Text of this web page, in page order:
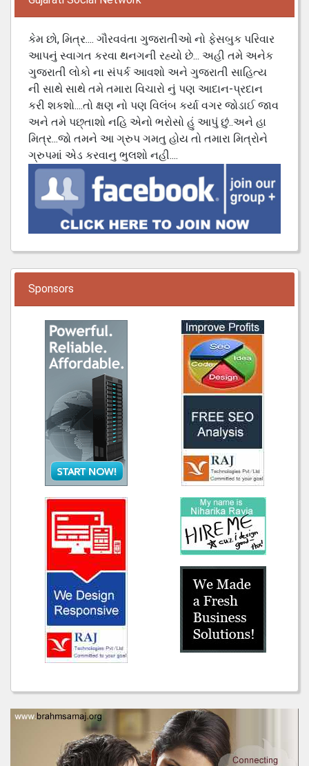
કેમ છો, મિત્ર.... ગૌરવવંતા ગુજરાતીઓ નો ફેસબુક પરિવાર
આપનું સ્વાગત કરવા થનગની રહ્યો છે... અહી તમે અનેક
ગુજરાતી લોકો ના સંપર્ક આવશો અને ગુજરાતી સાહિત્ય
ની સાથે સાથે તમે તમારા વિચારો નું પણ આદાન-પ્રદાન
કરી શકશો....તો ક્ષણ નો પણ વિલંબ કર્યા વગર જોડાઈ જાવ
અને તમે પછ્તાશો નહિ એનો ભરોસો હું આપું છું..અને હા
મિત્ર...જો તમને આ ગ્રુપ ગમતુ હોય તો તમારા મિત્રોને
ગ્રુપમાં એડ કરવાનુ ભુલશો નહી....
Sponsors